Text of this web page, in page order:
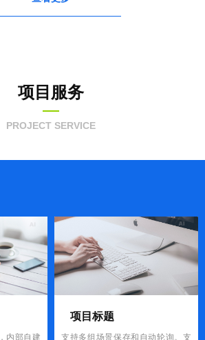
项目标题
支持多组场景保存和自动轮询。支
内部自建
PROJECT SERVICE
项目服务